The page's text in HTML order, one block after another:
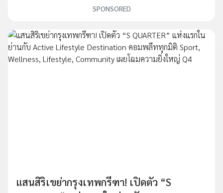
SPONSORED
แสนสิริเขย่ากรุงเทพกรีฑา! เปิดตัว “S